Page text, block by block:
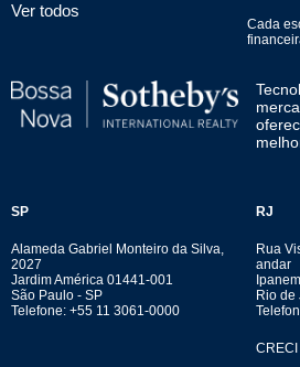
Ver todos
Cada
SP
Alameda Gabriel Monteiro da Silva,
2027
Jardim América 01441-001
São Paulo - SP
Telefone: +55 11 3061-0000
RJ
Rua
andar
Rio de